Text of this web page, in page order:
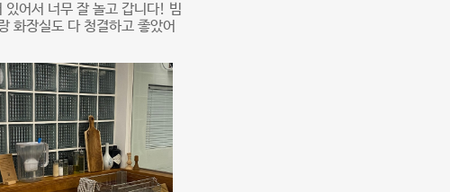
있어서 너무 잘 놀고 갑니다! 빔
화장실도 다 청결하고 좋았어